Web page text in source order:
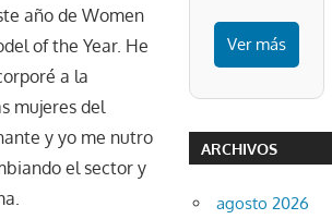
año de Women
of the Year. He
a la
mujeres del
y yo me nutro
el sector y
Ver más
ARCHIVOS
agosto 2026